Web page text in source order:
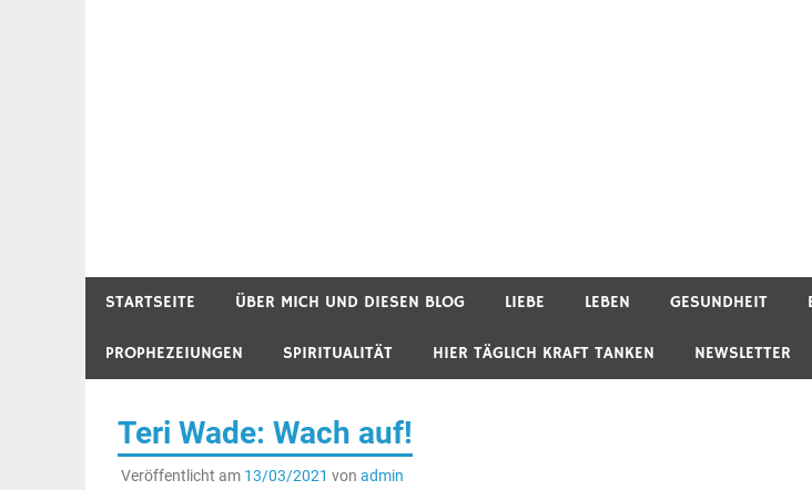
STARTSEITE ÜBER MICH UND DIESEN BLOG LIEBE LEBEN GESUNDHEIT
PROPHEZEIUNGEN SPIRITUALITÄT HIER TÄGLICH KRAFT TANKEN NEWSLETTER
Teri Wade : Wach auf!
Veröffentlicht am 13/03/2021 von admin